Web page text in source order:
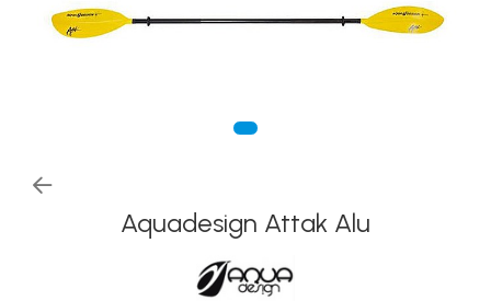
Caiace de competiție-club
Bărci de rafting
Aquadesign Attak Alu